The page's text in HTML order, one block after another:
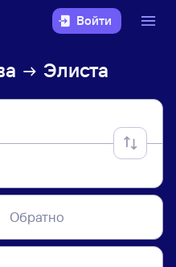
Войти
Элиста
Обратно